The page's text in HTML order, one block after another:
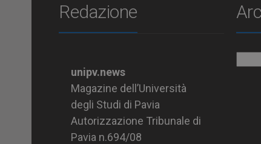
Redazione
unipv.news
Magazine dell’Università
degli Studi di Pavia
Autorizzazione Tribunale di
Pavia n.694/08